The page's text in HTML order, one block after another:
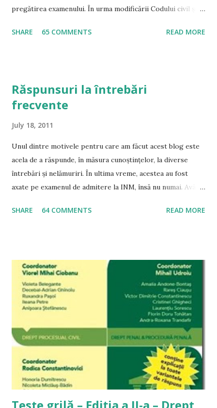
pregătirea examenului. În urma modificării Codului civil și a
noului Cod Penal și de Procedură Penală, tot mai multe
și Răspunsuri la întrebări frecvente Drept Civil Noul Cod
civil – este principalul material de pregătire la această
reglementării, precum și modalitatea de examinare tip grilă
prof. univ. dr. Gabriel Boroi și jud. drd. Carla Anghelescu –
Curs de drept civil Partea Generală – Ediția 2011 – Conform
Noului Cod Civil ( Cuprins ) conf. univ. dr. Răzvan Dincă –
Contracte civile spec...
SHARE 65 COMMENTS READ MORE
Răspunsuri la întrebări
frecvente
July 18, 2011
Unul dintre motivele pentru care am făcut acest blog este
acela de a răspunde, în măsura cunoștințelor, la diverse
întrebări și nelămuriri. În ultima vreme, acestea au fost
axate pe examenul de admitere la INM, însă nu numai. Având
considerat necesar să postez public răspunsurile, în așa fel
straniu să îmi editez propriile răspunsuri. A se citi și
Materiale de studiu pentru admiterea la INM 1. Cum să noile
coduri pentru examenul de admitere la INM 2014? Iată
întrebarea pe care o primesc din ce în ce mai des pe acest
blog. Întrebarea este legitimă pentru oricine care are în
față încercarea unui examen greu de admitere în profesie și,
tocmai în acest moment dificil, lipsește intrumentul
”principal” de pregătire al studentului: doctrina. Problema
este reală, însă nu...
SHARE 64 COMMENTS READ MORE
Teste grilă – Ediția a II-a – Drept